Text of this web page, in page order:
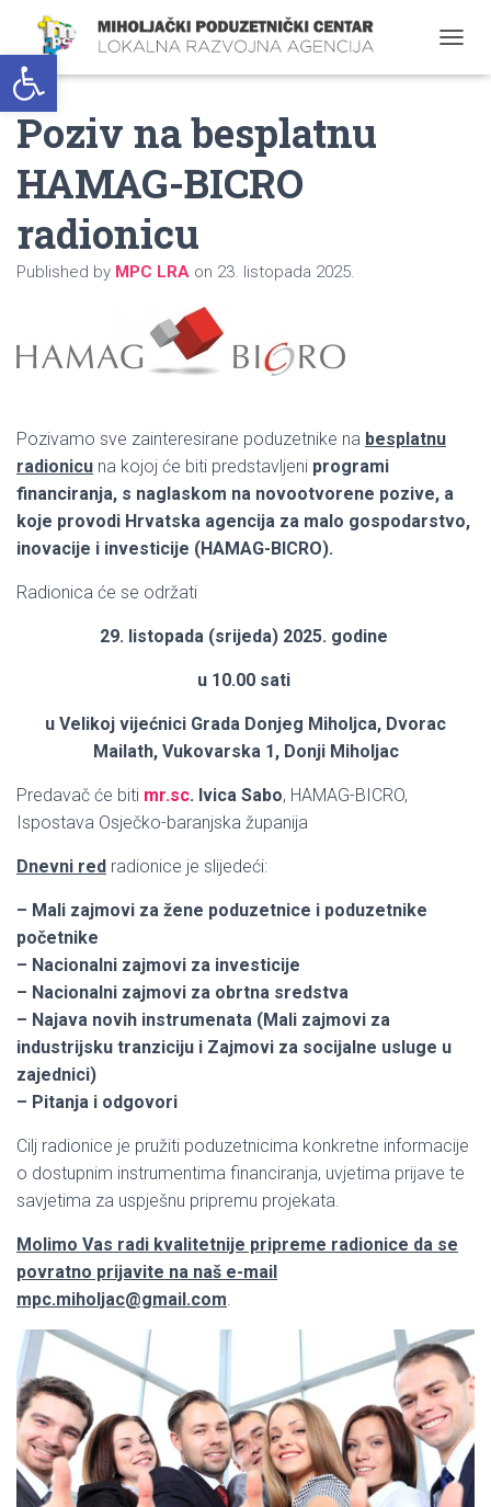
Open toolbar
O
Poziv na besplatnu
HAMAG-BICRO
radionicu
Published by MPC LRA on 23. listopada 2025.
Pozivamo sve zainteresirane poduzetnike na besplatnu
radionicu na kojoj će biti predstavljeni programi
financiranja, s naglaskom na novootvorene pozive, a
koje provodi Hrvatska agencija za malo gospodarstvo,
inovacije i investicije (HAMAG-BICRO).
Radionica će se održati
29. listopada (srijeda) 2025. godine
u 10.00 sati
u Velikoj vijećnici Grada Donjeg Miholjca, Dvorac
Mailath, Vukovarska 1, Donji Miholjac
Predavač će biti mr.sc. Ivica Sabo, HAMAG-BICRO,
Ispostava Osječko-baranjska županija
Dnevni red radionice je slijedeći:
– Mali zajmovi za žene poduzetnice i poduzetnike
početnike
– Nacionalni zajmovi za investicije
– Nacionalni zajmovi za obrtna sredstva
– Najava novih instrumenata (Mali zajmovi za
industrijsku tranziciju i Zajmovi za socijalne usluge u
zajednici)
– Pitanja i odgovori
Cilj radionice je pružiti poduzetnicima konkretne informacije
o dostupnim instrumentima financiranja, uvjetima prijave te
savjetima za uspješnu pripremu projekata.
Molimo Vas radi kvalitetnije pripreme radionice da se
povratno prijavite na naš e-mail
mpc.miholjac@gmail.com.